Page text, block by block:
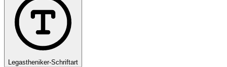
Legastheniker-Schriftart